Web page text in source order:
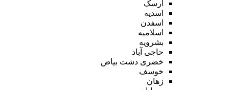
ارسک
اسدیه
اسفدن
اسلامیه
بشرویه
حاجی آباد
خضری دشت بیاض
خوسف
زهان